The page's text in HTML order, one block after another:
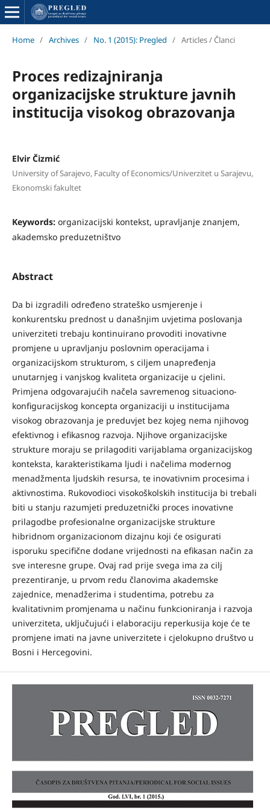
Home / Archives / No. 1 (2015): Pregled / Articles / Članci
Proces redizajniranja
organizacijske strukture javnih
institucija visokog obrazovanja
Elvir Čizmić
University of Sarajevo, Faculty of Economics/Univerzitet u Sarajevu,
Ekonomski fakultet
Keywords: organizacijski kontekst, upravljanje znanjem,
akademsko preduzetništvo
Abstract
Da bi izgradili određeno strateško usmjerenje i
konkurentsku prednost u današnjim uvjetima poslovanja
univerziteti trebaju kontinuirano provoditi inovativne
promjene u upravljanju poslovnim operacijama i
organizacijskom strukturom, s ciljem unapređenja
unutarnjeg i vanjskog kvaliteta organizacije u cjelini.
Primjena odgovarajućih načela savremenog situaciono-
konfiguracijskog koncepta organizaciji u institucijama
visokog obrazovanja je preduvjet bez kojeg nema njihovog
efektivnog i efikasnog razvoja. Njihove organizacijske
strukture moraju se prilagoditi varijablama organizacijskog
konteksta, karakteristikama ljudi i načelima modernog
menadžmenta ljudskih resursa, te inovativnim procesima i
aktivnostima. Rukovodioci visokoškolskih institucija bi trebali
biti u stanju razumjeti preduzetnički proces inovativne
prilagodbe profesionalne organizacijske strukture
hibridnom organizacionom dizajnu koji će osigurati
isporuku specifične dodane vrijednosti na efikasan način za
sve interesne grupe. Ovaj rad prije svega ima za cilj
prezentiranje, u prvom redu članovima akademske
zajednice, menadžerima i studentima, potrebu za
kvalitativnim promjenama u načinu funkcioniranja i razvoja
univerziteta, uključujući i elaboraciju reperkusija koje će te
promjene imati na javne univerzitete i cjelokupno društvo u
Bosni i Hercegovini.